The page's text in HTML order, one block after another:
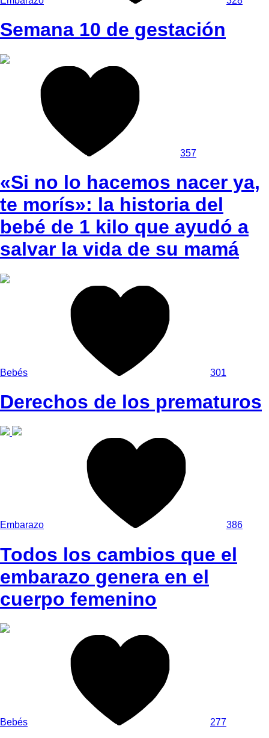
Semana 10 de gestación
357
«Si no lo hacemos nacer ya,
te morís»: la historia del
bebé de 1 kilo que ayudó a
salvar la vida de su mamá
Bebés 301
Derechos de los prematuros
Embarazo 386
Todos los cambios que el
embarazo genera en el
cuerpo femenino
Bebés 277